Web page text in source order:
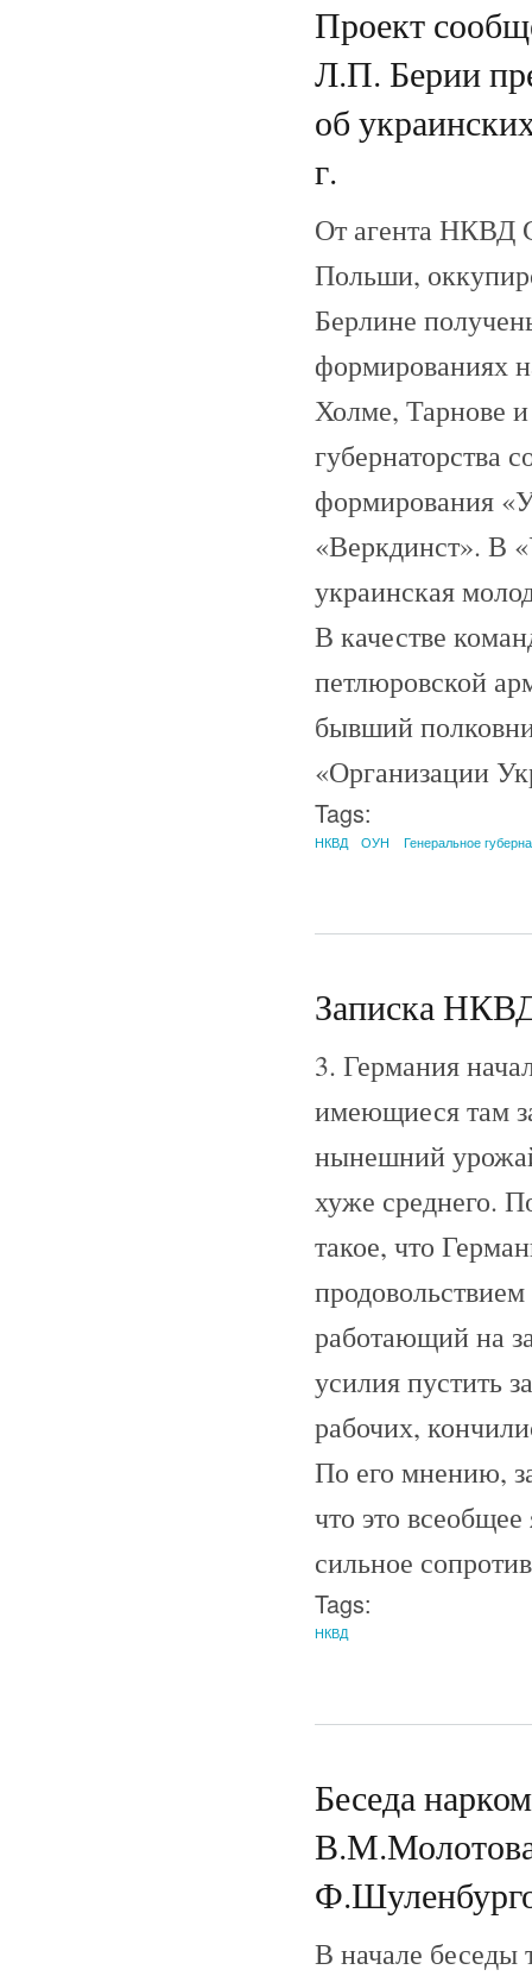
Проект
Л.П. Берии
об
г.
От агента НКВД
Польши,
Берлине
формированиях
Холме, Тарнове
губернаторства
формирования
«Веркдинст». В
украинская
В качестве
петлюровской
бывший
«Организации
Tags:
НКВД ОУН Генеральное
Записка
3. Германия
имеющиеся там
нынешний
хуже среднего.
такое, что
работающий на
усилия пустить
рабочих,
По его мнению,
что это
сильное
Tags:
НКВД
Беседа
В начале беседы